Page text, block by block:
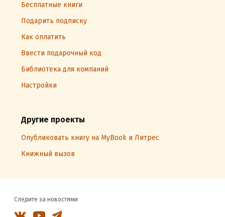
Бесплатные книги
Подарить подписку
Как оплатить
Ввести подарочный код
Библиотека для компаний
Настройки
Другие проекты
Опубликовать книгу на MyBook и Литрес
Книжный вызов
Следите за новостями